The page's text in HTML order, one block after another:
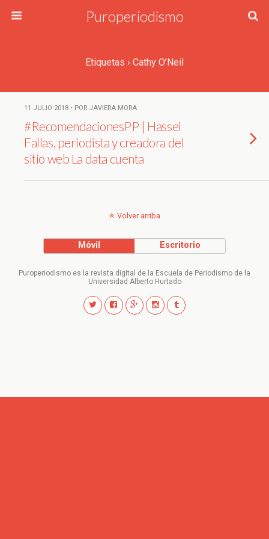
Puroperiodismo
Etiquetas › Cathy O’Neil
11 JULIO 2018 • POR JAVIERA MORA
#RecomendacionesPP | Hassel
Fallas, periodista y creadora del
sitio web La data cuenta
Volver arriba
Móvil Escritorio
Puroperiodismo es la revista digital de la Escuela de Periodismo de la
Universidad Alberto Hurtado